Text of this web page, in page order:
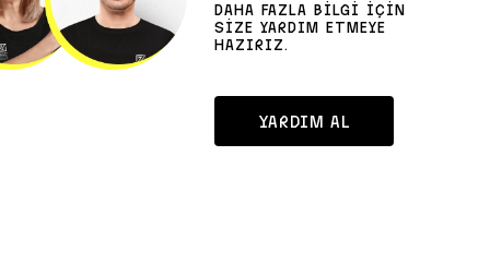
DAHA FAZLA BİLGİ İÇİN
SİZE YARDIM ETMEYE
HAZIRIZ.
YARDIM AL